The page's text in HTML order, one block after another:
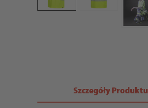
Szczegóły Produktu